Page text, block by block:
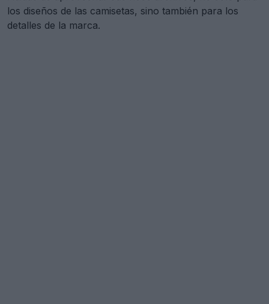
los diseños de las camisetas, sino también para los
detalles de la marca.